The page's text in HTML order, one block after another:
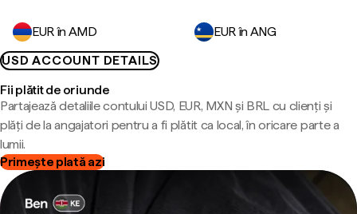
EUR în AMD
EUR în ANG
USD ACCOUNT DETAILS
Fii plătit de oriunde
Partajează detaliile contului USD, EUR, MXN și BRL cu clienți și
plăți de la angajatori pentru a fi plătit ca local, în oricare parte a
lumii.
Primește plată azi